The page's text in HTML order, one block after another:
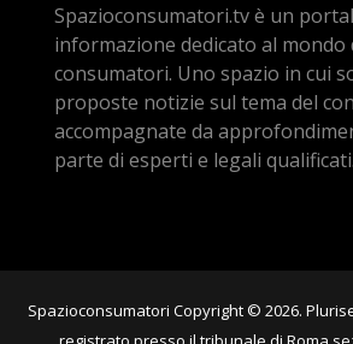
Spazioconsumatori.tv è un
informazione dedicato al mondo
consumatori. Uno spazio in cui
proposte notizie sul tema del
accompagnate da
parte di esperti e legali qualificati.
Spazioconsumatori Copyright © 2026.